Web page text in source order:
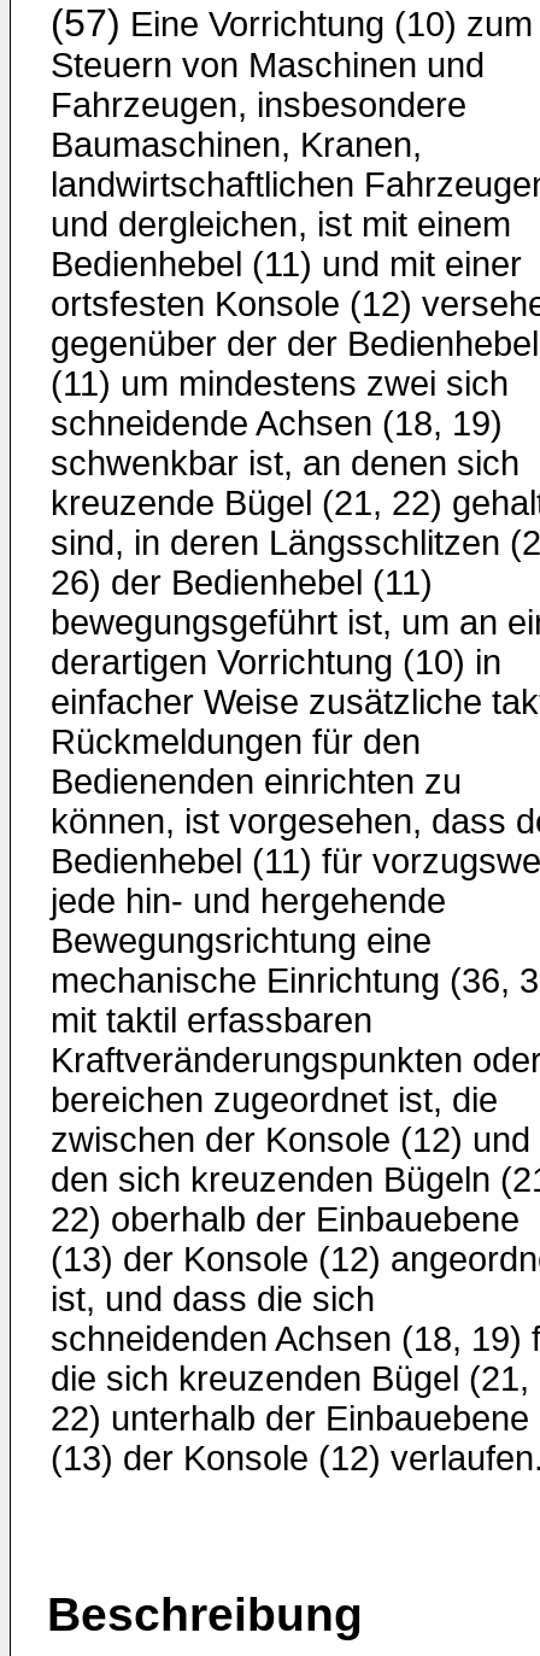
(57) Eine Vorrichtung (10) zum
Steuern von Maschinen und
Fahrzeugen, insbesondere
Baumaschinen, Kranen,
landwirtschaftlichen
und dergleichen, ist mit einem
Bedienhebel (11) und mit einer
ortsfesten Konsole (12)
gegenüber der der Bedienhebel
(11) um mindestens zwei sich
schneidende Achsen (18, 19)
schwenkbar ist, an denen sich
kreuzende Bügel (21, 22)
sind, in deren Längsschlitzen
26) der Bedienhebel (11)
bewegungsgeführt ist, um an
derartigen Vorrichtung (10) in
einfacher Weise zusätzliche
Rückmeldungen für den
Bedienenden einrichten zu
können, ist vorgesehen, dass
Bedienhebel (11) für
jede hin- und hergehende
Bewegungsrichtung eine
mechanische Einrichtung (36,
mit taktil erfassbaren
Kraftveränderungspunkten
bereichen zugeordnet ist, die
zwischen der Konsole (12) und
den sich kreuzenden Bügeln
22) oberhalb der Einbauebene
(13) der Konsole (12)
ist, und dass die sich
schneidenden Achsen (18, 19)
die sich kreuzenden Bügel (21,
22) unterhalb der Einbauebene
(13) der Konsole (12)
Beschreibung